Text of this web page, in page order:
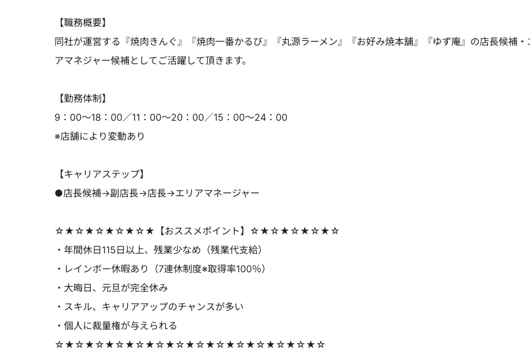
【職務概要】
同社が運営する『焼肉きんぐ』『焼肉一番かるび』『丸源ラーメン』『お好み焼本舗』『ゆず庵』の店長候補・
アマネジャー候補としてご活躍して頂きます。
【勤務体制】
9：00～18：00／11：00～20：00／15：00～24：00
※店舗により変動あり
【キャリアステップ】
●店長候補→副店長→店長→エリアマネージャー
☆★☆★☆★☆★☆★【おススメポイント】☆★☆★☆★☆★☆
・年間休日115日以上、残業少なめ（残業代支給）
・レインボー休暇あり（7連休制度※取得率100％）
・大晦日、元旦が完全休み
・スキル、キャリアアップのチャンスが多い
・個人に裁量権が与えられる
☆★☆★☆★☆★☆★☆★☆★☆★☆★☆★☆★☆★☆★☆